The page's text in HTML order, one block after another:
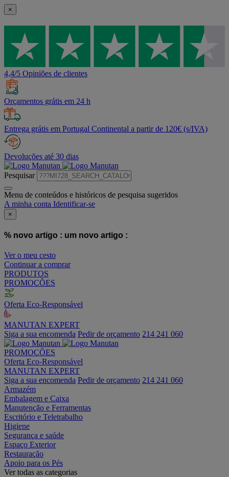
×
4,4/5 Opiniões de clientes
Orçamentos grátis em 24 h
Entrega grátis em Portugal Continental a partir de 120€ (s/IVA)
Devoluções até 30 dias
Pesquisar
Menu de conteúdos e históricos de pesquisa sugeridos
A minha conta Identificar-se
×
% novo artigo : um novo artigo :
Ver o meu cesto
Continuar a comprar
PRODUTOS
PROMOÇÕES
Oferta Eco-Responsável
MANUTAN EXPERT
Siga a sua encomenda Pedir de orçamento 214 241 060
PROMOÇÕES
Oferta Eco-Responsável
MANUTAN EXPERT
Siga a sua encomenda Pedir de orçamento 214 241 060
Armazém
Embalagem e Caixa
Manutenção e Ferramentas
Escritório e Teletrabalho
Higiene
Segurança e saúde
Espaço Exterior
Restauração
Apoio para os Pés
Ver todas as categorias